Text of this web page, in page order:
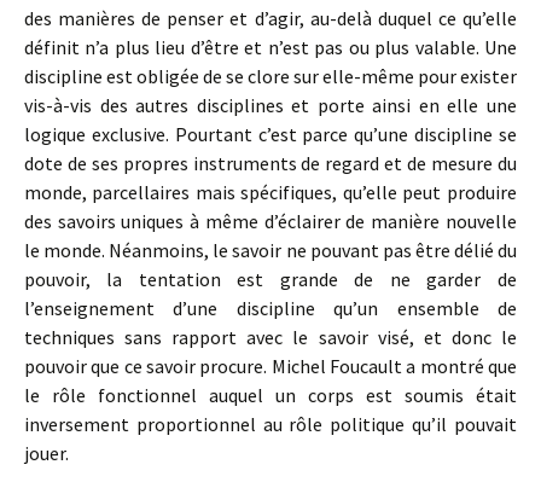
des manières de penser et d’agir, au-delà duquel ce qu’elle
définit n’a plus lieu d’être et n’est pas ou plus valable. Une
discipline est obligée de se clore sur elle-même pour exister
vis-à-vis des autres disciplines et porte ainsi en elle une
logique exclusive. Pourtant c’est parce qu’une discipline se
dote de ses propres instruments de regard et de mesure du
monde, parcellaires mais spécifiques, qu’elle peut produire
des savoirs uniques à même d’éclairer de manière nouvelle
le monde. Néanmoins, le savoir ne pouvant pas être délié du
pouvoir, la tentation est grande de ne garder de
l’enseignement d’une discipline qu’un ensemble de
techniques sans rapport avec le savoir visé, et donc le
pouvoir que ce savoir procure. Michel Foucault a montré que
le rôle fonctionnel auquel un corps est soumis était
inversement proportionnel au rôle politique qu’il pouvait
jouer.